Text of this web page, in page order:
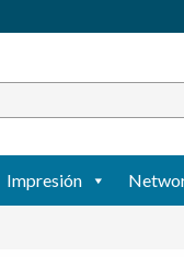
Impresión